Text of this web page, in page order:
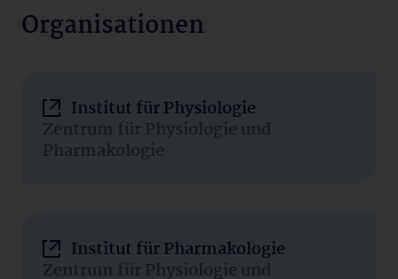
Organisationen
Institut für Physiologie
Zentrum für Physiologie und
Pharmakologie
Institut für Pharmakologie
Zentrum für Physiologie und